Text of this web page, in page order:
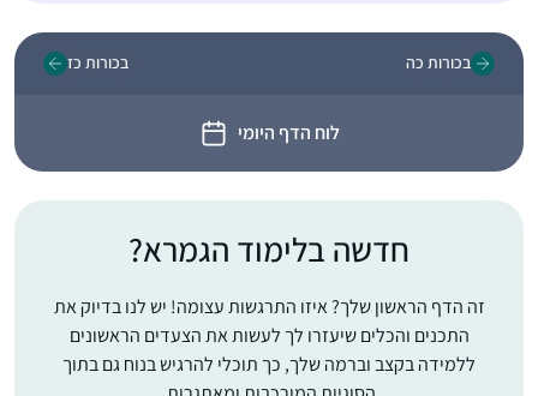
בכורות כה
לוח הדף היומי
בכורות כז
חדשה בלימוד הגמרא?
זה הדף הראשון שלך? איזו התרגשות עצומה! יש לנו בדיוק את
התכנים והכלים שיעזרו לך לעשות את הצעדים הראשונים
ללמידה בקצב וברמה שלך, כך תוכלי להרגיש בנוח גם בתוך